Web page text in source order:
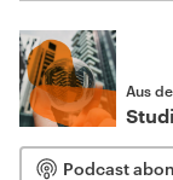
Aus
Podcast